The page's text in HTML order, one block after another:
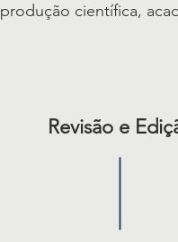
produção científica,
Revisão e